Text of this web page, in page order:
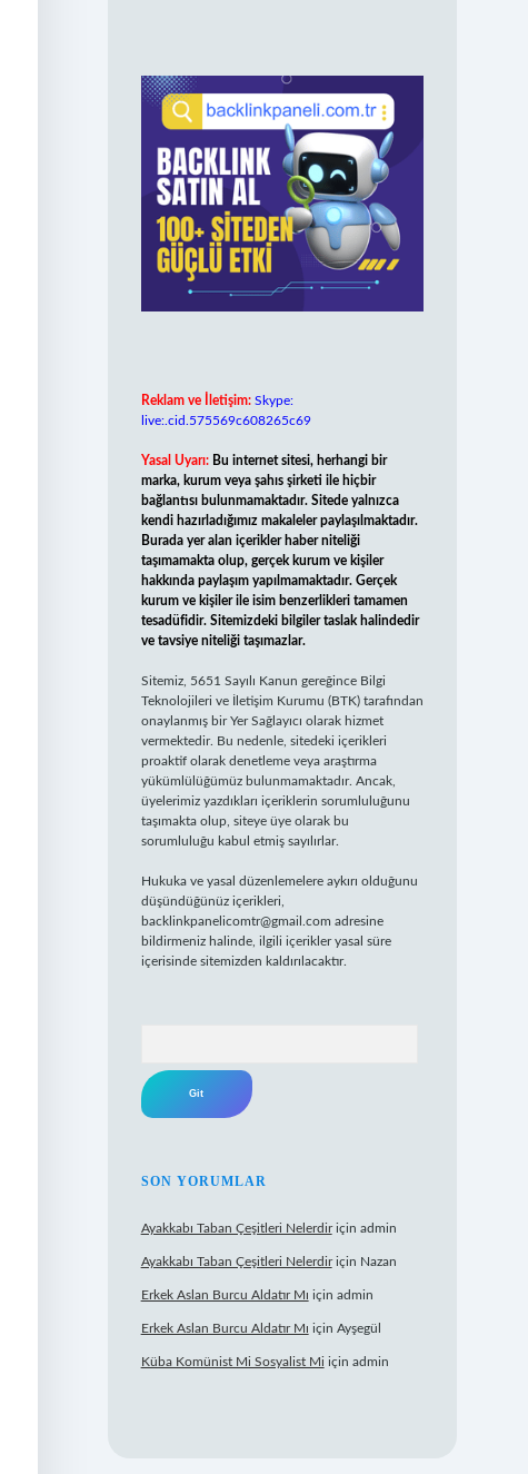
Reklam ve İletişim: Skype:
live:.cid.575569c608265c69
Yasal Uyarı: Bu internet sitesi, herhangi bir
marka, kurum veya şahıs şirketi ile hiçbir
bağlantısı bulunmamaktadır. Sitede yalnızca
kendi hazırladığımız makaleler paylaşılmaktadır.
Burada yer alan içerikler haber niteliği
taşımamakta olup, gerçek kurum ve kişiler
hakkında paylaşım yapılmamaktadır. Gerçek
kurum ve kişiler ile isim benzerlikleri tamamen
tesadüfidir. Sitemizdeki bilgiler taslak halindedir
ve tavsiye niteliği taşımazlar.
Sitemiz, 5651 Sayılı Kanun gereğince Bilgi
Teknolojileri ve İletişim Kurumu (BTK) tarafından
onaylanmış bir Yer Sağlayıcı olarak hizmet
vermektedir. Bu nedenle, sitedeki içerikleri
proaktif olarak denetleme veya araştırma
yükümlülüğümüz bulunmamaktadır. Ancak,
üyelerimiz yazdıkları içeriklerin sorumluluğunu
taşımakta olup, siteye üye olarak bu
sorumluluğu kabul etmiş sayılırlar.
Hukuka ve yasal düzenlemelere aykırı olduğunu
düşündüğünüz içerikleri,
backlinkpanelicomtr@gmail.com adresine
bildirmeniz halinde, ilgili içerikler yasal süre
içerisinde sitemizden kaldırılacaktır.
SON YORUMLAR
Ayakkabı Taban Çeşitleri Nelerdiriçin admin
Ayakkabı Taban Çeşitleri Nelerdiriçin Nazan
Erkek Aslan Burcu Aldatır Mı için admin
Erkek Aslan Burcu Aldatır Mı için Ayşegül
Küba Komünist Mi Sosyalist Mi için admin